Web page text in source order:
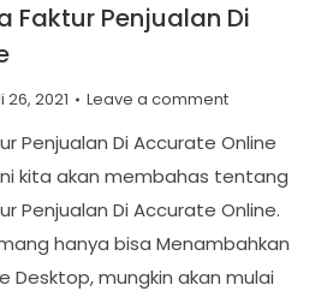
Faktur Penjualan Di
26, 2021 Leave a comment
Penjualan Di Accurate Online
kita akan membahas tentang
Penjualan Di Accurate Online.
hanya bisa Menambahkan
Desktop, mungkin akan mulai